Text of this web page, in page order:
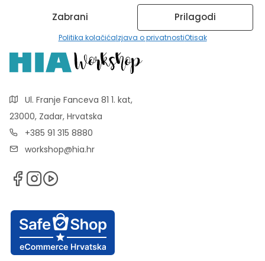
Zabrani Prilagodi
Politika kolačićaIzjava o privatnostiOtisak
Ul. Franje Fanceva 81 1. kat,
23000, Zadar, Hrvatska
+385 91 315 8880
workshop@hia.hr